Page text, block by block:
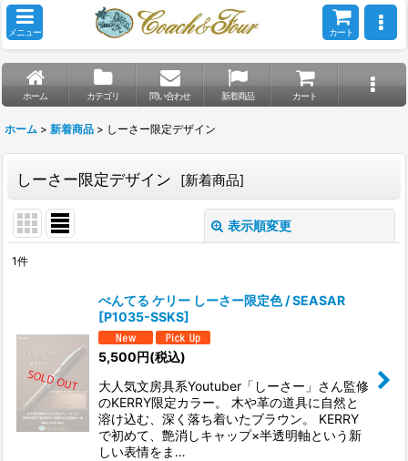
メニュー カート
ホーム カテゴリ 問い合わせ 新着商品 カート
ホーム > 新着商品 > しーさー限定デザイン
しーさー限定デザイン [新着商品]
表示順変更
絞り込む
1件
ぺんてる ケリー しーさー限定色 / SEASAR
[P1035-SSKS]
5,500円(税込)
大人気文房具系Youtuber「しーさー」さん監修
のKERRY限定カラー。 木や革の道具に自然と
溶け込む、深く落ち着いたブラウン。 KERRY
で初めて、艶消しキャップ×半透明軸という新
しい表情をま…